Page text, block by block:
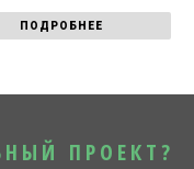
ПОДРОБНЕЕ
ПРОЕКТ?